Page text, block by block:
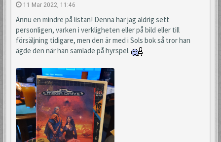
11 Mar 2022, 11:46
Ännu en mindre på listan! Denna har jag aldrig sett
personligen, varken i verkligheten eller på bild eller till
försäljning tidigare, men den är med i Sols bok så tror han
ägde den när han samlade på hyrspel.